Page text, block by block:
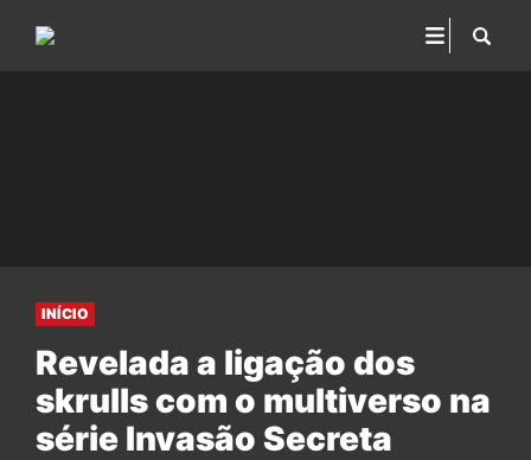
INÍCIO
Revelada a ligação dos
skrulls com o multiverso na
série Invasão Secreta